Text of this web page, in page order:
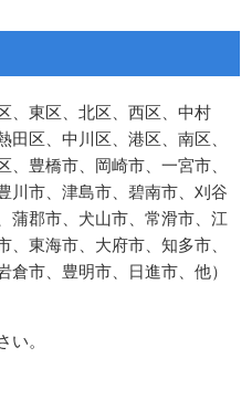
、東区、北区、西区、中村
区、中川区、港区、南区、
豊橋市、岡崎市、一宮市、
川市、津島市、碧南市、刈谷
蒲郡市、犬山市、常滑市、江
東海市、大府市、知多市、
市、豊明市、日進市、他）
。